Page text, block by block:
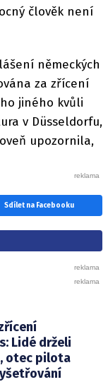
člověk není
německých
za zřícení
jiného kvůli
v Düsseldorfu,
upozornila,
Sdílet na Facebooku
Lidé drželi
otec pilota